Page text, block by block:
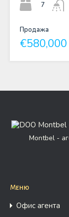
7
Продажа
€580,000
Montbel -
Меню
Офис агента